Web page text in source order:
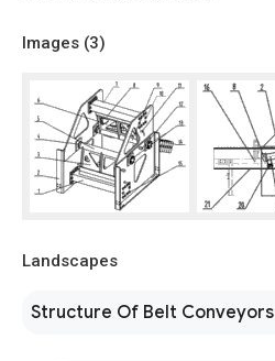
Images (3)
Landscapes
Structure Of Belt Conveyors